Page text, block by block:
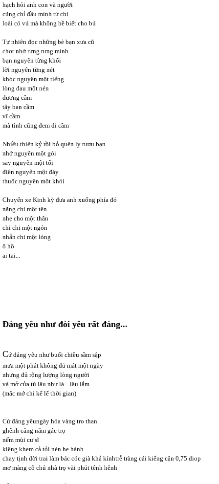
hạch hỏi anh con và người
cũng chỉ đầu mình tứ chi
loài có vú mà không hề biết cho bú
Tự nhiên đọc những bè bạn xưa cũ
chợt nhớ rưng rưng mình
bạn nguyên từng khối
lời nguyên từng nét
khóc nguyên một tiếng
lòng đau một nén
dương cầm
tây ban cầm
vĩ cầm
mà tình cũng đem đi cầm
Nhiều thiên kỷ rồi bỏ quên ly rượu bạn
nhớ nguyên một gói
say nguyên một tối
điên nguyên một đáy
thuốc nguyên một khói
Chuyến xe Kinh kỳ đưa anh xuống phía đó
nặng chi một tên
nhẹ cho một thân
chỉ chi một ngón
nhẫn chi một lóng
ô hô
ai tai...
Đáng yêu như đòi yêu rất đáng...
Cứ đáng yêu như buổi chiều sầm sập
mưa một phát không đủ mát một ngày
nhưng đủ rộng lượng lòng người
và mở cửa tù lâu như là... lâu lắm
(mắc mớ chi kể lể thời gian)
Cứ đáng yêungày hóa vàng tro than
ghểnh cẳng nằm gác trọ
nếm mùi cư sĩ
kiêng khem cả tỏi nén hẹ hành
chay tịnh đời trai làm bác cóc già khả kínhtrễ tràng cái kiếng cận 0,75 diop
mơ màng cô chủ nhà trọ vài phút tênh hênh